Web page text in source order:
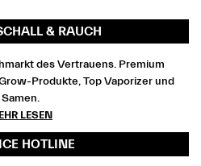
& RAUCH
des Vertrauens. Premium
Produkte, Top Vaporizer und
Samen.
LESEN
HOTLINE